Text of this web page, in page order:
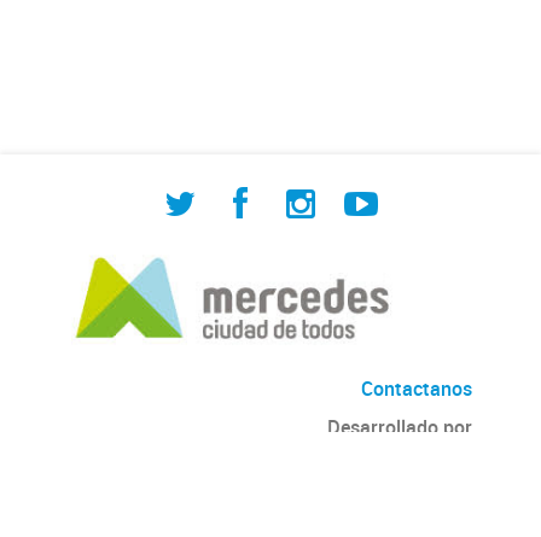
Contactanos
Desarrollado por